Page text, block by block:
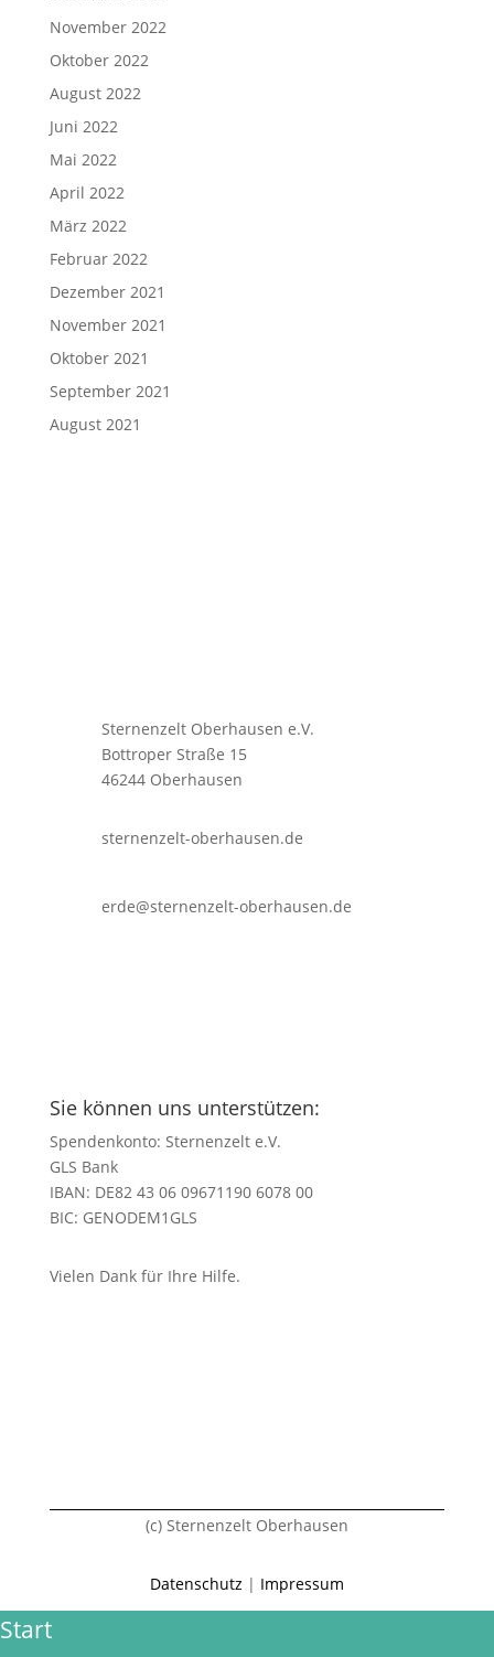
November 2022
Oktober 2022
August 2022
Juni 2022
Mai 2022
April 2022
März 2022
Februar 2022
Dezember 2021
November 2021
Oktober 2021
September 2021
August 2021
Sternenzelt Oberhausen e.V.
Bottroper Straße 15
46244 Oberhausen
sternenzelt-oberhausen.de
erde@sternenzelt-oberhausen.de
Sie können uns unterstützen:
Spendenkonto: Sternenzelt e.V.
GLS Bank
IBAN: DE82 43 06 09671190 6078 00
BIC: GENODEM1GLS
Vielen Dank für Ihre Hilfe.
(c) Sternenzelt Oberhausen
Datenschutz | Impressum
Start